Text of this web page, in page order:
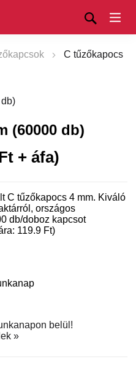
C tűzőkapocs
(60000 db)
+ áfa)
C tűzőkapocs 4 mm. Kiváló
országos
db/doboz kapcsot
119.9 Ft)
belül!
»